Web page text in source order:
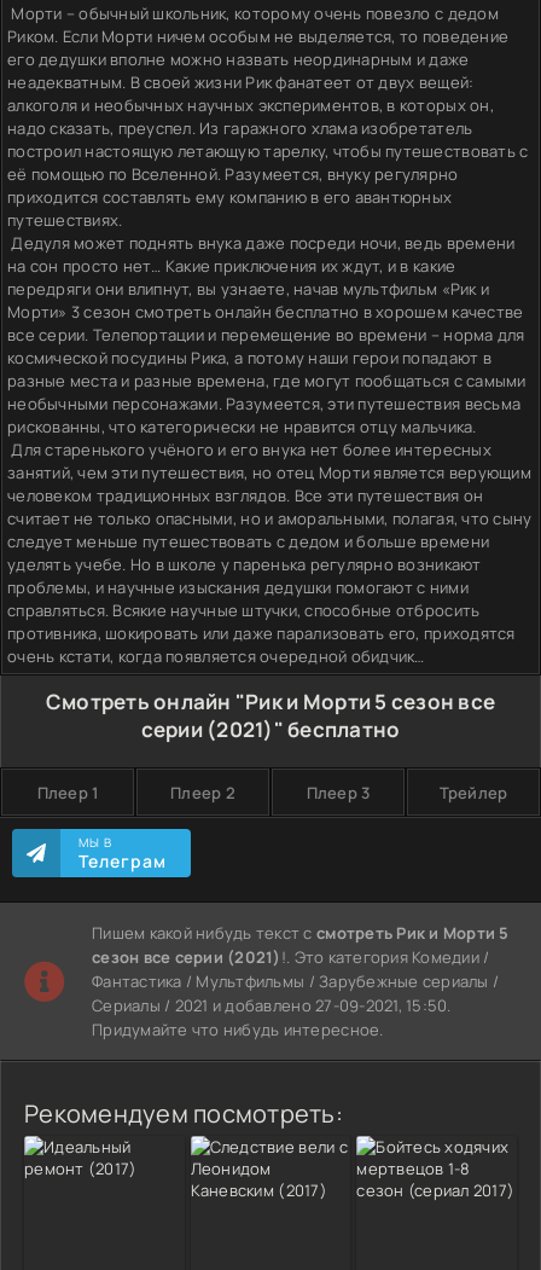
Морти – обычный школьник, которому очень повезло с дедом
Риком. Если Морти ничем особым не выделяется, то поведение
его дедушки вполне можно назвать неординарным и даже
неадекватным. В своей жизни Рик фанатеет от двух вещей:
алкоголя и необычных научных экспериментов, в которых он,
надо сказать, преуспел. Из гаражного хлама изобретатель
построил настоящую летающую тарелку, чтобы путешествовать с
её помощью по Вселенной. Разумеется, внуку регулярно
приходится составлять ему компанию в его авантюрных
путешествиях.
Дедуля может поднять внука даже посреди ночи, ведь времени
на сон просто нет… Какие приключения их ждут, и в какие
передряги они влипнут, вы узнаете, начав мультфильм «Рик и
Морти» 3 сезон смотреть онлайн бесплатно в хорошем качестве
все серии. Телепортации и перемещение во времени – норма для
космической посудины Рика, а потому наши герои попадают в
разные места и разные времена, где могут пообщаться с самыми
необычными персонажами. Разумеется, эти путешествия весьма
рискованны, что категорически не нравится отцу мальчика.
Для старенького учёного и его внука нет более интересных
занятий, чем эти путешествия, но отец Морти является верующим
человеком традиционных взглядов. Все эти путешествия он
считает не только опасными, но и аморальными, полагая, что сыну
следует меньше путешествовать с дедом и больше времени
уделять учебе. Но в школе у паренька регулярно возникают
проблемы, и научные изыскания дедушки помогают с ними
справляться. Всякие научные штучки, способные отбросить
противника, шокировать или даже парализовать его, приходятся
очень кстати, когда появляется очередной обидчик…
Смотреть онлайн "Рик и Морти 5 сезон все
серии (2021)" бесплатно
Плеер 1 Плеер 2 Плеер 3 Трейлер
МЫ В
Телеграм
Пишем какой нибудь текст ссмотреть Рик и Морти 5
сезон все серии (2021) !. Это категория Комедии /
Фантастика / Мультфильмы / Зарубежные сериалы /
Сериалы / 2021 и добавлено 27-09-2021, 15:50.
Придумайте что нибудь интересное.
Рекомендуем посмотреть: